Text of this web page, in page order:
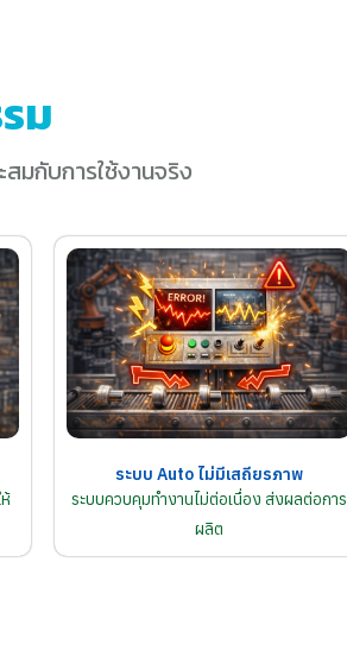
ม
สมกับการใช้งานจริง
ระบบ Auto ไม่มีเสถียรภาพ
ระบบควบคุมทำงานไม่ต่อเนื่อง ส่งผลต่อการ
ผลิต